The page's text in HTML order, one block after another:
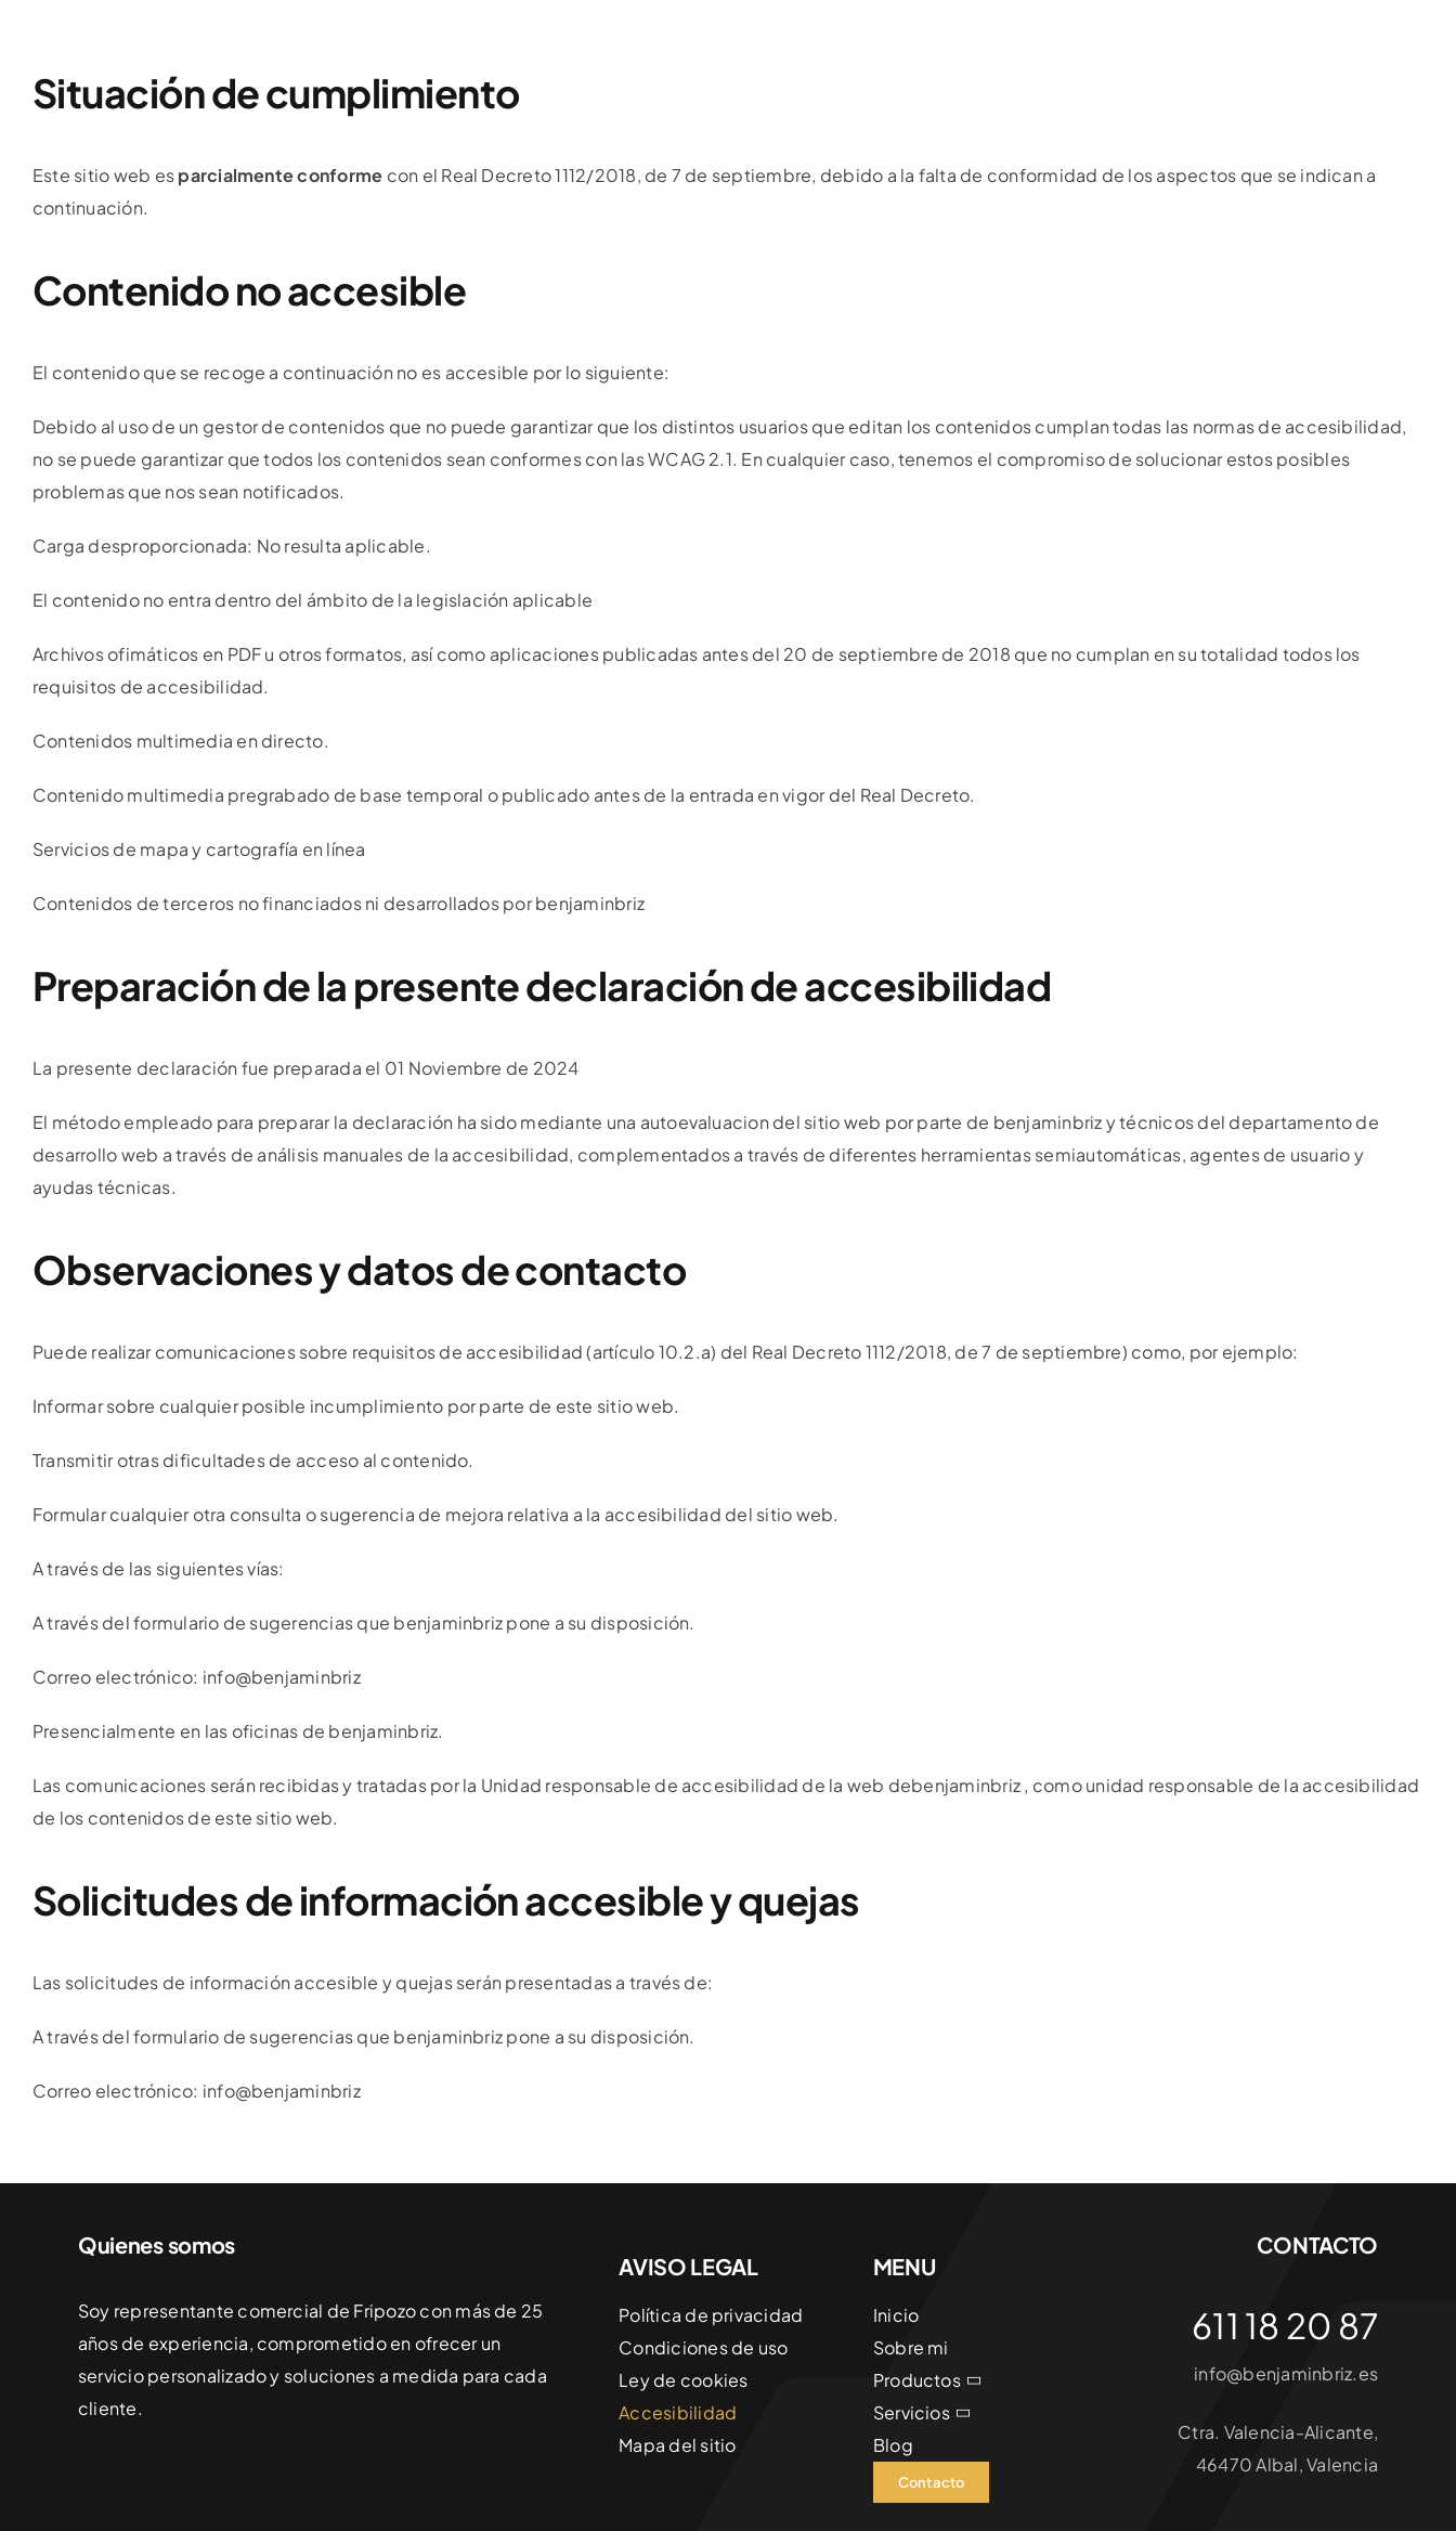
Situación de cumplimiento
Este sitio web esparcialmente conforme con el Real Decreto 1112/2018, de 7 de septiembre, debido a la falta de conformidad de los aspectos que se indican a
continuación.
Contenido no accesible
El contenido que se recoge a continuación no es accesible por lo siguiente:
Debido al uso de un gestor de contenidos que no puede garantizar que los distintos usuarios que editan los contenidos cumplan todas las normas de accesibilidad,
no se puede garantizar que todos los contenidos sean conformes con las WCAG 2.1. En cualquier caso, tenemos el compromiso de solucionar estos posibles
problemas que nos sean notificados.
Carga desproporcionada: No resulta aplicable.
El contenido no entra dentro del ámbito de la legislación aplicable
Archivos ofimáticos en PDF u otros formatos, así como aplicaciones publicadas antes del 20 de septiembre de 2018 que no cumplan en su totalidad todos los
requisitos de accesibilidad.
Contenidos multimedia en directo.
Contenido multimedia pregrabado de base temporal o publicado antes de la entrada en vigor del Real Decreto.
Servicios de mapa y cartografía en línea
Contenidos de terceros no financiados ni desarrollados por benjaminbriz
Preparación de la presente declaración de accesibilidad
La presente declaración fue preparada el 01 Noviembre de 2024
El método empleado para preparar la declaración ha sido mediante una autoevaluacion del sitio web por parte de benjaminbriz y técnicos del departamento de
desarrollo web a través de análisis manuales de la accesibilidad, complementados a través de diferentes herramientas semiautomáticas, agentes de usuario y
ayudas técnicas.
Observaciones y datos de contacto
Puede realizar comunicaciones sobre requisitos de accesibilidad (artículo 10.2.a) del Real Decreto 1112/2018, de 7 de septiembre) como, por ejemplo:
Informar sobre cualquier posible incumplimiento por parte de este sitio web.
Transmitir otras dificultades de acceso al contenido.
Formular cualquier otra consulta o sugerencia de mejora relativa a la accesibilidad del sitio web.
A través de las siguientes vías:
A través del formulario de sugerencias que benjaminbriz pone a su disposición.
Correo electrónico: info@benjaminbriz
Presencialmente en las oficinas de benjaminbriz.
Las comunicaciones serán recibidas y tratadas por la Unidad responsable de accesibilidad de la web debenjaminbriz , como unidad responsable de la accesibilidad
de los contenidos de este sitio web.
Solicitudes de información accesible y quejas
Las solicitudes de información accesible y quejas serán presentadas a través de:
A través del formulario de sugerencias que benjaminbriz pone a su disposición.
Correo electrónico: info@benjaminbriz
Quienes somos
Soy representante comercial de Fripozo con más de 25
años de experiencia, comprometido en ofrecer un
servicio personalizado y soluciones a medida para cada
cliente.
AVISO LEGAL
Política de privacidad
Condiciones de uso
Ley de cookies
Accesibilidad
Mapa del sitio
MENU
Inicio
Sobre mi
Productos
Servicios
Blog
Contacto
CONTACTO
611 18 20 87
info@benjaminbriz.es
Ctra. Valencia-Alicante,
46470 Albal, Valencia